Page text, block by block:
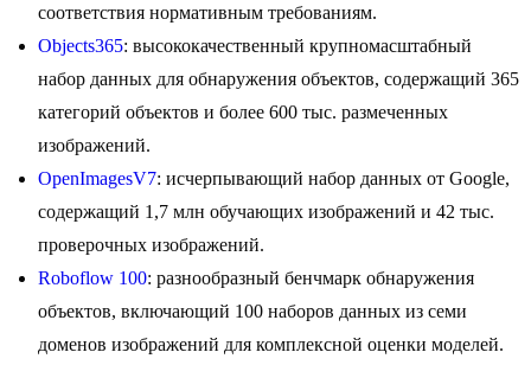
соответствия нормативным требованиям.
Objects365: высококачественный крупномасштабный
набор данных для обнаружения объектов, содержащий 365
категорий объектов и более 600 тыс. размеченных
изображений.
OpenImagesV7: исчерпывающий набор данных от Google,
содержащий 1,7 млн обучающих изображений и 42 тыс.
проверочных изображений.
Roboflow 100: разнообразный бенчмарк обнаружения
объектов, включающий 100 наборов данных из семи
доменов изображений для комплексной оценки моделей.